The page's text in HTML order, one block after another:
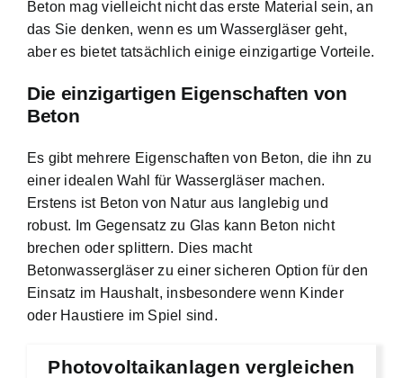
Beton mag vielleicht nicht das erste Material sein, an
das Sie denken, wenn es um Wassergläser geht,
aber es bietet tatsächlich einige einzigartige Vorteile.
Die einzigartigen Eigenschaften von
Beton
Es gibt mehrere Eigenschaften von Beton, die ihn zu
einer idealen Wahl für Wassergläser machen.
Erstens ist Beton von Natur aus langlebig und
robust. Im Gegensatz zu Glas kann Beton nicht
brechen oder splittern. Dies macht
Betonwassergläser zu einer sicheren Option für den
Einsatz im Haushalt, insbesondere wenn Kinder
oder Haustiere im Spiel sind.
Photovoltaikanlagen vergleichen